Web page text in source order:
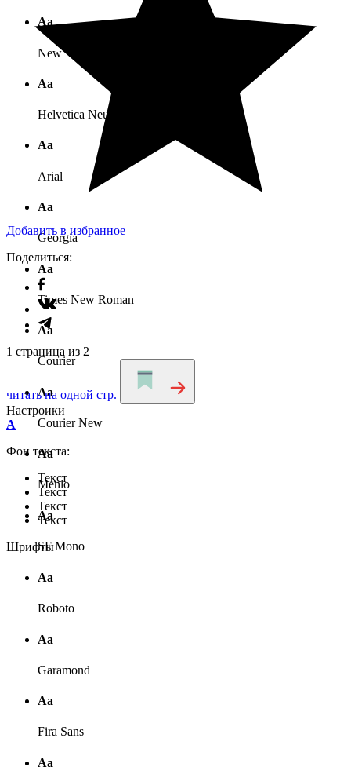
Аа
New York
Аа
Helvetica Neue
Аа
Arial
Аа
Georgia
Аа
Times New Roman
Аа
Courier
Аа
Courier New
Аа
Menlo
Аа
SF Mono
Добавить в избранное
Поделиться:
1 страница из 2
читать на одной стр.
Настроики
A
Фон текста:
Текст
Текст
Текст
Текст
Шрифты
Аа
Roboto
Аа
Garamond
Аа
Fira Sans
Аа